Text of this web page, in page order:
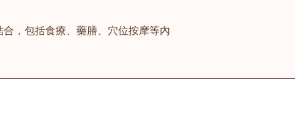
，包括食療、藥膳、穴位按摩等內